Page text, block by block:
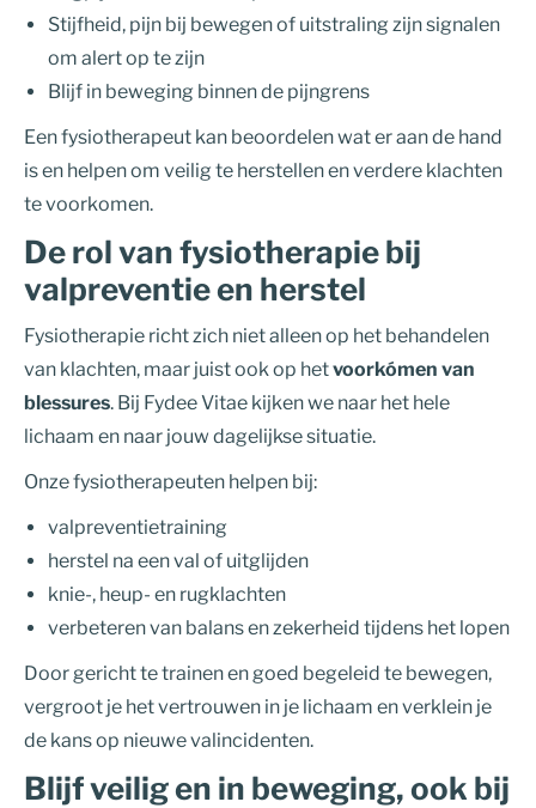
Stijfheid, pijn bij bewegen of uitstraling zijn signalen
om alert op te zijn
Blijf in beweging binnen de pijngrens
Een fysiotherapeut kan beoordelen wat er aan de hand
is en helpen om veilig te herstellen en verdere klachten
te voorkomen.
De rol van fysiotherapie bij
valpreventie en herstel
Fysiotherapie richt zich niet alleen op het behandelen
van klachten, maar juist ook op hetvoorkómen van
blessures. Bij Fydee Vitae kijken we naar het hele
lichaam en naar jouw dagelijkse situatie.
Onze fysiotherapeuten helpen bij:
valpreventietraining
herstel na een val of uitglijden
knie-, heup- en rugklachten
verbeteren van balans en zekerheid tijdens het lopen
Door gericht te trainen en goed begeleid te bewegen,
vergroot je het vertrouwen in je lichaam en verklein je
de kans op nieuwe valincidenten.
Blijf veilig en in beweging, ook bij